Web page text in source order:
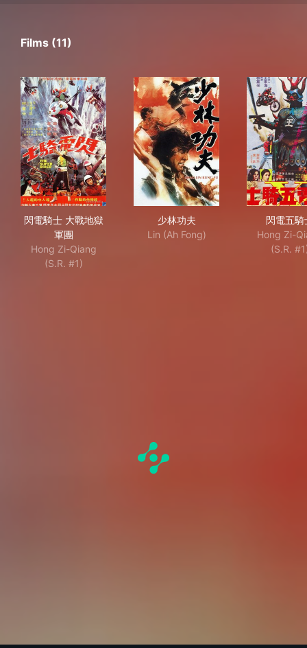
Films (11)
閃電騎士 大戰地獄
軍團
Hong Zi-Qiang
(S.R. #1)
少林功夫
Lin (Ah Fong)
閃電五騎
Hong Zi-
(S.R.